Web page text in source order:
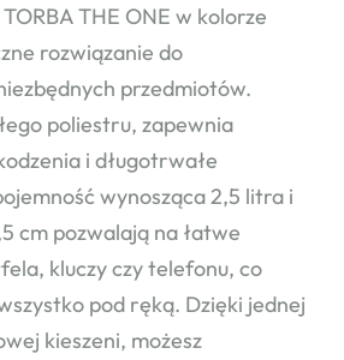
THE ONE w kolorze
rozwiązanie do
przedmiotów.
poliestru, zapewnia
i długotrwałe
wynosząca 2,5 litra i
cm pozwalają na łatwe
kluczy czy telefonu, co
pod ręką. Dzięki jednej
kieszeni, możesz